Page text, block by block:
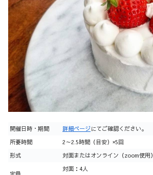
開催日時・期間 詳細ページにてご確認ください。
所要時間
2～2.5時間（目安）×5回
形式
対面またはオンライン（zoom使用）
対面：4人